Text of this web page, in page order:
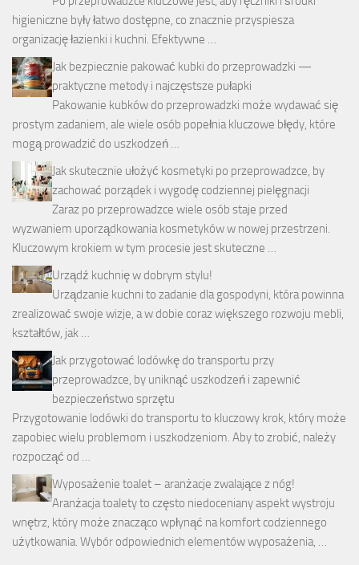
higieniczne były łatwo dostępne, co znacznie przyspiesza
organizację łazienki i kuchni. Efektywne …
Jak bezpiecznie pakować kubki do przeprowadzki —
praktyczne metody i najczęstsze pułapki
Pakowanie kubków do przeprowadzki może wydawać się
prostym zadaniem, ale wiele osób popełnia kluczowe błędy, które
mogą prowadzić do uszkodzeń …
Jak skutecznie ułożyć kosmetyki po przeprowadzce, by
zachować porządek i wygodę codziennej pielęgnacji
Zaraz po przeprowadzce wiele osób staje przed
wyzwaniem uporządkowania kosmetyków w nowej przestrzeni.
Kluczowym krokiem w tym procesie jest skuteczne …
Urządź kuchnię w dobrym stylu!
Urządzanie kuchni to zadanie dla gospodyni, która powinna
zrealizować swoje wizje, a w dobie coraz większego rozwoju mebli,
kształtów, jak …
Jak przygotować lodówkę do transportu przy
przeprowadzce, by uniknąć uszkodzeń i zapewnić
bezpieczeństwo sprzętu
Przygotowanie lodówki do transportu to kluczowy krok, który może
zapobiec wielu problemom i uszkodzeniom. Aby to zrobić, należy
rozpocząć od …
Wyposażenie toalet – aranżacje zwalające z nóg!
Aranżacja toalety to często niedoceniany aspekt wystroju
wnętrz, który może znacząco wpłynąć na komfort codziennego
użytkowania. Wybór odpowiednich elementów wyposażenia, …